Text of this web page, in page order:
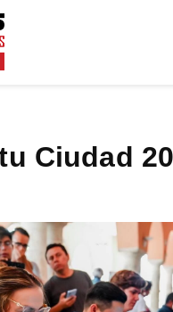
tu Ciudad